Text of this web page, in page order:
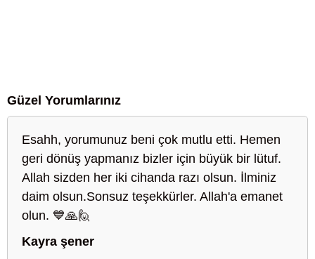
Güzel Yorumlarınız
Esahh, yorumunuz beni çok mutlu etti. Hemen
geri dönüş yapmanız bizler için büyük bir lütuf.
Allah sizden her iki cihanda razı olsun. İlminiz
daim olsun.Sonsuz teşekkürler. Allah'a emanet
olun. 💙🙏🙋
Kayra şener